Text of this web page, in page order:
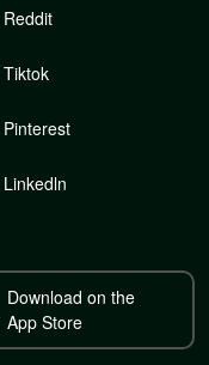
Reddit
Tiktok
Pinterest
Linkedln
Download on the
App Store